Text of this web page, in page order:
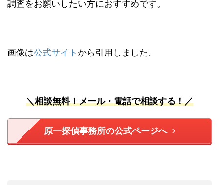
調査をお願いしたい方におすすめです。
画像は公式サイトから引用しました。
＼相談無料！メール・電話で相談する！／
原一探偵事務所の公式ページへ